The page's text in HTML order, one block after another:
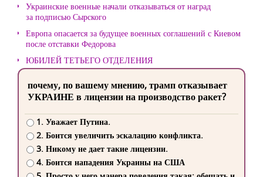
Украинские военные начали отказываться от наград
за подписью Сырского
Европа опасается за будущее военных соглашений с Киевом
после отставки Федорова
ЮБИЛЕЙ ТЕТЬЕГО ОТДЕЛЕНИЯ
почему, по вашему мнению, трамп отказывает
УКРАИНЕ в лицензии на производство ракет?
1. Уважает Путина.
2. Боится увеличить эскалацию конфликта.
3. Никому не дает такие лицензии.
4. Боится нападения Украины на США